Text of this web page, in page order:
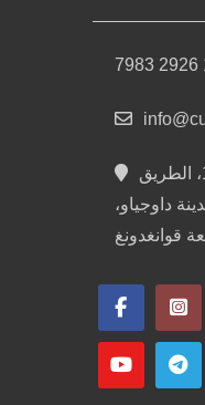
الغرفة 701، المبنى ج، رقم 16، الطريق
مدينة داوجياو،
قوانغدونغ